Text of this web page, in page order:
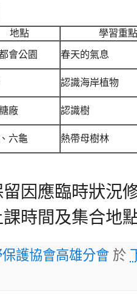
地點
學習重點
會公園 春天的氣息
認識海岸植物
廠 認識樹
六龜 熱帶母樹林
因應臨時狀況
時間及集合地
護協會高雄分會 於